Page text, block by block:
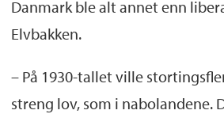
Danmark ble alt annet enn
Elvbakken.
– På 1930-tallet ville
streng lov, som i nabolandene.